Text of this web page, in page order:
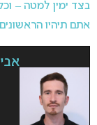
בצד ימין למטה –
אתם תיהיו